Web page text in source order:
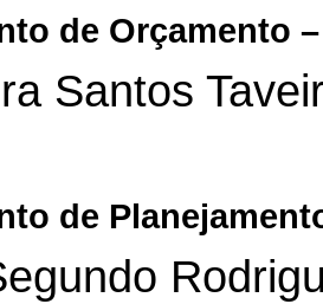
de Orçamento
Santos
de